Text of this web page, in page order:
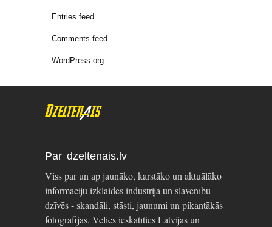
Entries feed
Comments feed
WordPress.org
Par dzeltenais.lv
Viss par un ap jaunāko, karstāko un aktuālāko
informāciju izklaides industrijā un slavenību
dzīvēs - skandāli, stāsti, jaunumi un pikantākās
fotogrāfijas. Vēlies ieskatīties Latvijas un